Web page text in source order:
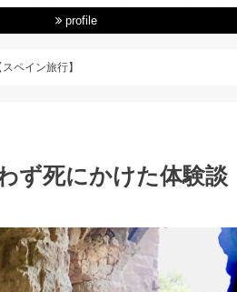
飛行機も空港も大好き！
電車オタクのLOVE乗り物！
国際恋愛・海外の恋愛観
profile
ペイン旅行】
ず死にかけた体験談